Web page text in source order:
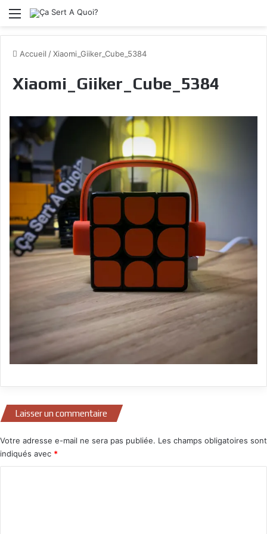
Menu
Accueil /Xiaomi_Giiker_Cube_5384
Xiaomi_Giiker_Cube_5384
Laisser un commentaire
Votre adresse e-mail ne sera pas publiée. Les champs obligatoires sont
indiqués avec *